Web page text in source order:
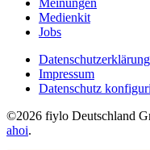
Meinungen
Medienkit
Jobs
Datenschutzerklärung
Impressum
Datenschutz
©2026 fiylo Deutschland
ahoi.